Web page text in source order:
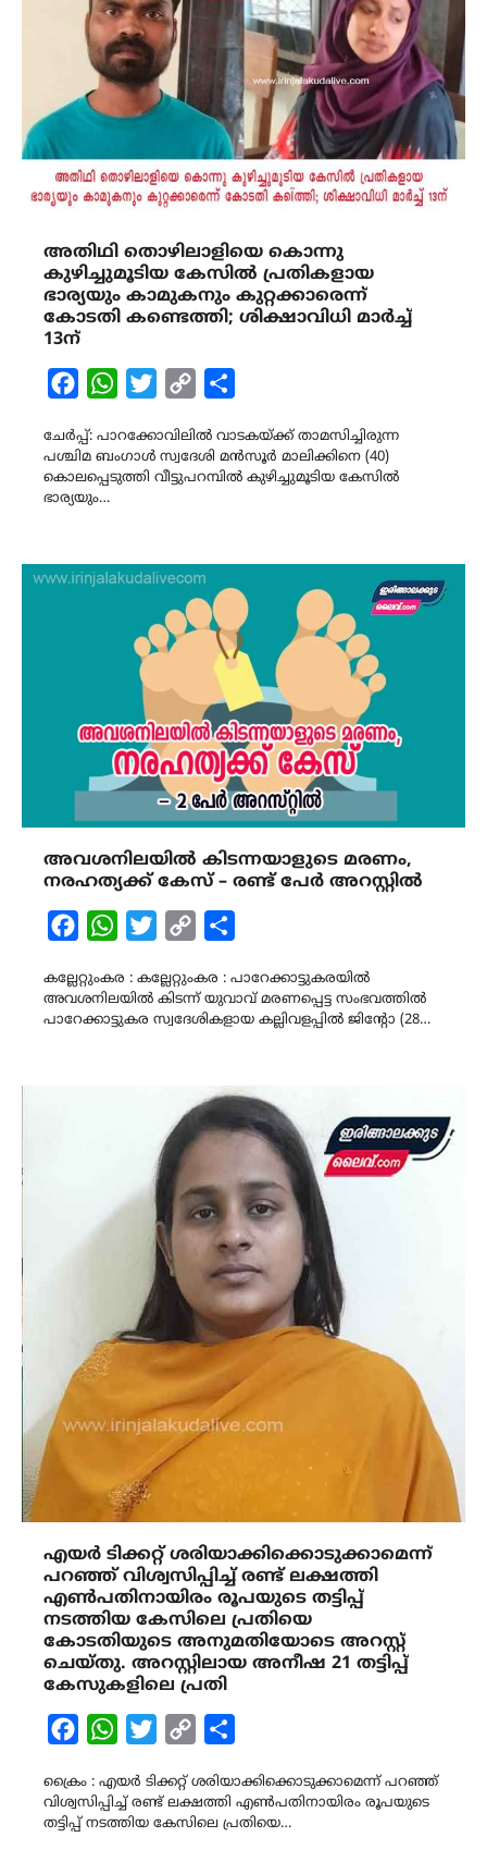
അതിഥി തൊഴിലാളിയെ കൊന്നു
കുഴിച്ചുമൂടിയ കേസിൽ പ്രതികളായ
ഭാര്യയും കാമുകനും കുറ്റക്കാരെന്ന്
കോടതി കണ്ടെത്തി; ശിക്ഷാവിധി മാർച്ച്
13ന്
FacebookWhatsAppTwitterCopy
ചേർപ്പ്: പാറക്കോവിലിൽ വാടകയ്ക്ക് താമസിച്ചിരുന്ന
പശ്ചിമ ബംഗാൾ സ്വദേശി മൻസൂർ മാലിക്കിനെ (40)
കൊലപ്പെടുത്തി വീട്ടുപറമ്പിൽ കുഴിച്ചുമൂടിയ കേസിൽ
ഭാര്യയും…
അവശനിലയിൽ കിടന്നയാളുടെ മരണം,
നരഹത്യക്ക് കേസ് – രണ്ട്‌ പേർ അറസ്റ്റിൽ
FacebookWhatsAppTwitterCopy
കല്ലേറ്റുംകര : കല്ലേറ്റുംകര : പാറേക്കാട്ടുകരയിൽ
അവശനിലയിൽ കിടന്ന് യുവാവ് മരണപ്പെട്ട സംഭവത്തിൽ
പാറേക്കാട്ടുകര സ്വദേശികളായ കല്ലിവളപ്പിൽ ജിൻ്റോ (28…
എയർ ടിക്കറ്റ് ശരിയാക്കിക്കൊടുക്കാമെന്ന്
പറഞ്ഞ് വിശ്വസിപ്പിച്ച് രണ്ട് ലക്ഷത്തി
എൺപതിനായിരം രൂപയുടെ തട്ടിപ്പ്
നടത്തിയ കേസിലെ പ്രതിയെ
കോടതിയുടെ അനുമതിയോടെ അറസ്റ്റ്
ചെയ്തു. അറസ്റ്റിലായ അനീഷ 21 തട്ടിപ്പ്
കേസുകളിലെ പ്രതി
FacebookWhatsAppTwitterCopy
ക്രൈം : എയർ ടിക്കറ്റ് ശരിയാക്കിക്കൊടുക്കാമെന്ന് പറഞ്ഞ്
വിശ്വസിപ്പിച്ച് രണ്ട് ലക്ഷത്തി എൺപതിനായിരം രൂപയുടെ
തട്ടിപ്പ് നടത്തിയ കേസിലെ പ്രതിയെ…